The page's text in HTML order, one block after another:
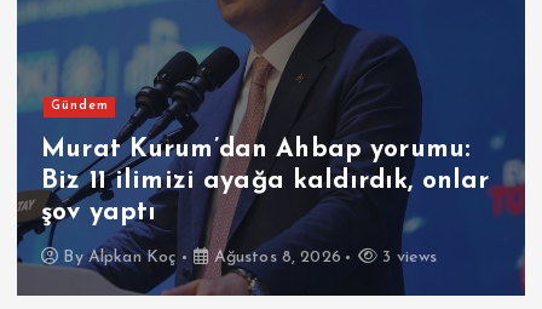
Gündem
Murat Kurum’dan Ahbap yorumu:
Biz 11 ilimizi ayağa kaldırdık, onlar
şov yaptı
ByAlpkan Koç Ağustos 8, 2026 3 views